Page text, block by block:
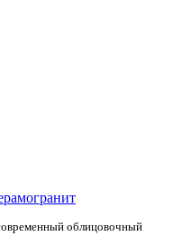
облицовочный